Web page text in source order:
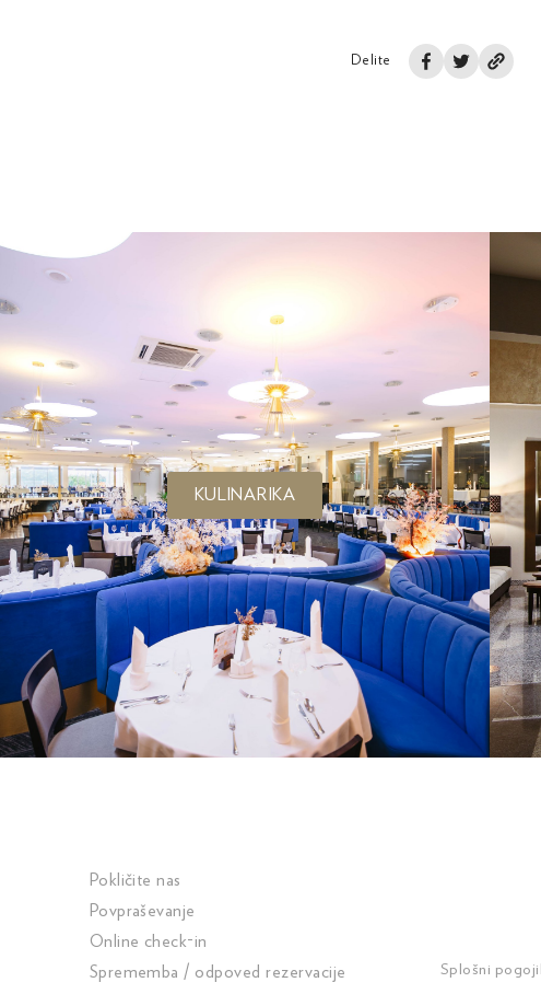
Delite
KULINARIKA
Pokličite nas
Povpraševanje
Online check-in
Sprememba / odpoved rezervacije
Splošni pogoji